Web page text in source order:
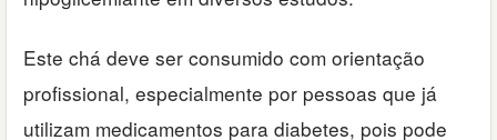
Este chá deve ser consumido com orientação
profissional, especialmente por pessoas que já
utilizam medicamentos para diabetes, pois pode